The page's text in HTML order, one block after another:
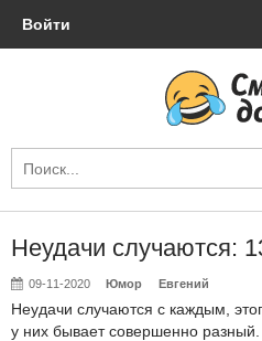
Войти
Неудачи случаются:
09-11-2020 Юмор Евгений
Неудачи случаются с каждым,
у них бывает совершенно